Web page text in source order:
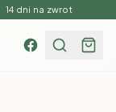
dni na zwrot